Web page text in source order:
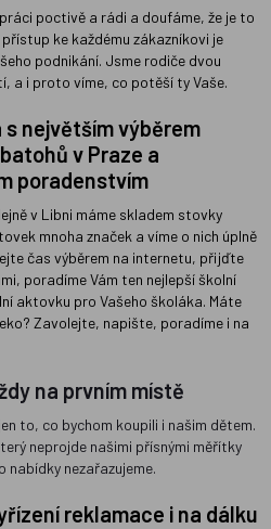
poctivě a rádi a doufáme, že je to
ke každému zákazníkovi je
podnikání. Jsme rodiče dvou
a i proto víme, co potěší ty Vaše.
s největším výběrem
v Praze a
poradenstvím
v Libni máme skladem stovky
mnoha značek a víme o nich úplně
čas výběrem na internetu, přijďte
poradíme Vám ten nejlepší školní
aktovku pro Vašeho školáka. Máte
Zavolejte, napište, poradíme i na
na prvním místě
to, co bychom koupili i našim dětem.
neprojde našimi přísnými měřítky
nabídky nezařazujeme.
reklamace i na dálku